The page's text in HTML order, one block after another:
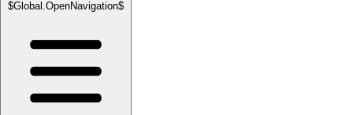
$Global.OpenNavigation$